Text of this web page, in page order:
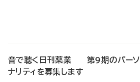
音で聴く日刊薬業 第9期のパーソ
ナリティを募集します